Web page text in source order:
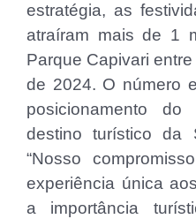
estratégia, as
atraíram mais de 1
Parque Capivari
de 2024. O número
posicionamento
destino turístico da
“Nosso
experiência única
a importância